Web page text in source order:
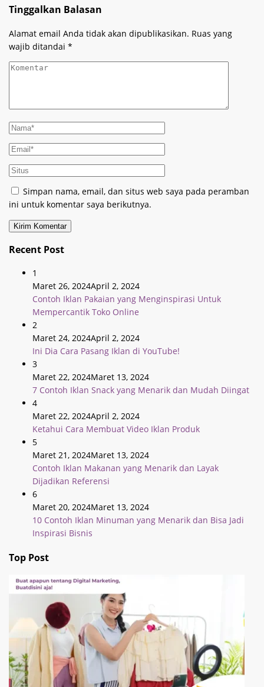
Tinggalkan Balasan
Alamat email Anda tidak akan dipublikasikan. Ruas yang
wajib ditandai *
Simpan nama, email, dan situs web saya pada peramban
ini untuk komentar saya berikutnya.
Recent Post
1
Maret 26, 2024April 2, 2024
Contoh Iklan Pakaian yang Menginspirasi Untuk
Mempercantik Toko Online
2
Maret 24, 2024April 2, 2024
Ini Dia Cara Pasang Iklan di YouTube!
3
Maret 22, 2024Maret 13, 2024
7 Contoh Iklan Snack yang Menarik dan Mudah Diingat
4
Maret 22, 2024April 2, 2024
Ketahui Cara Membuat Video Iklan Produk
5
Maret 21, 2024Maret 13, 2024
Contoh Iklan Makanan yang Menarik dan Layak
Dijadikan Referensi
6
Maret 20, 2024Maret 13, 2024
10 Contoh Iklan Minuman yang Menarik dan Bisa Jadi
Inspirasi Bisnis
Top Post